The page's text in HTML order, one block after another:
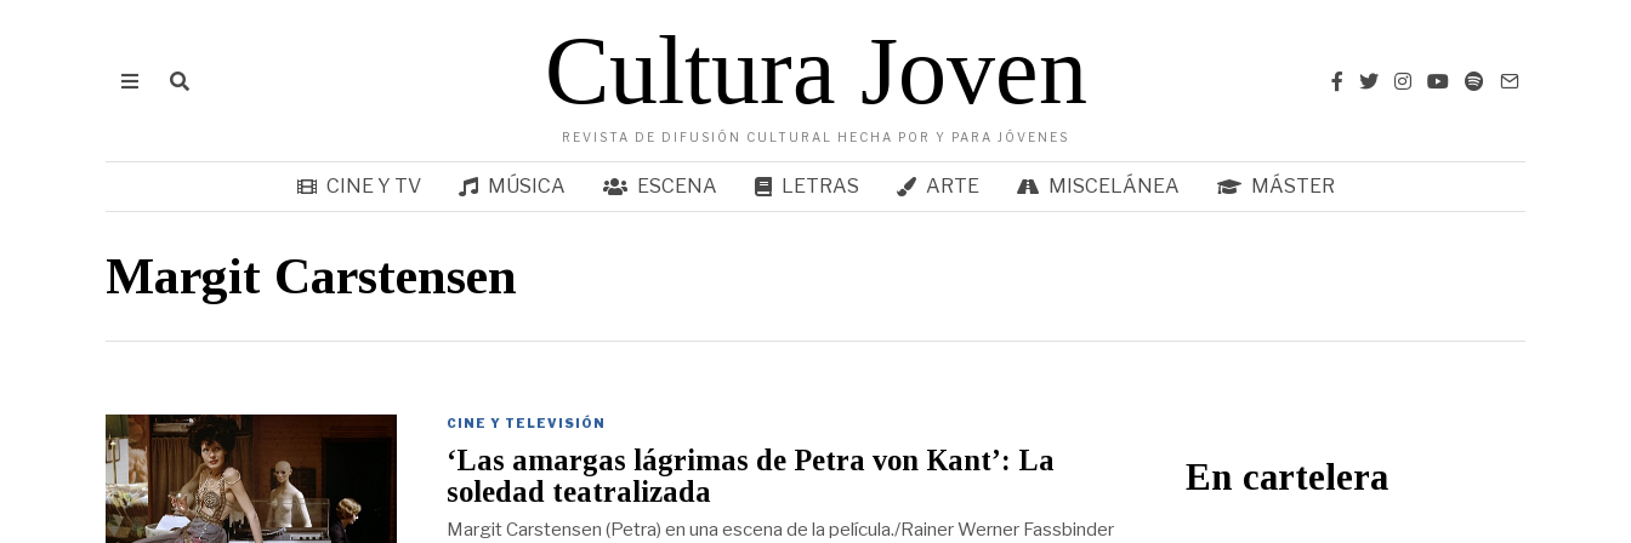
Cultura Joven
REVISTA DE DIFUSIÓN CULTURAL HECHA POR Y PARA JÓVENES
CINE Y TV MÚSICA ESCENA LETRAS ARTE MISCELÁNEA MÁSTER
Margit Carstensen
CINE Y TELEVISIÓN
‘Las amargas lágrimas de Petra von Kant’: La
soledad teatralizada
Margit Carstensen (Petra) en una escena de la película./Rainer Werner Fassbinder
En cartelera